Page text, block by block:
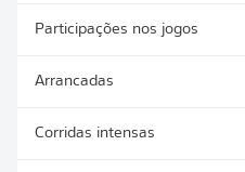
Participações nos jogos
Arrancadas
Corridas intensas